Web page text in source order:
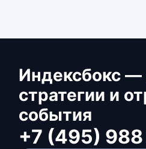
Индексбокс
стратегии и
события
+7 (495)